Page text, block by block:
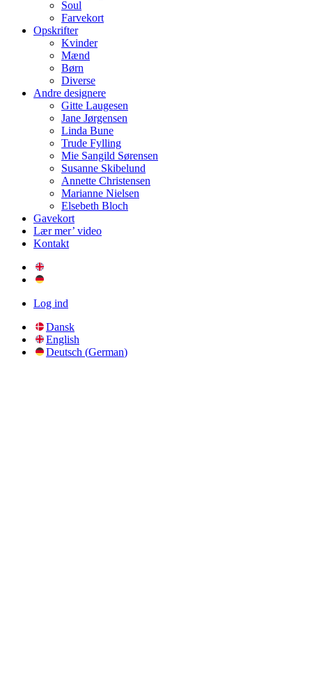
Soul
Farvekort
Opskrifter
Kvinder
Mænd
Børn
Diverse
Andre designere
Gitte Laugesen
Jane Jørgensen
Linda Bune
Trude Fylling
Mie Sangild Sørensen
Susanne Skibelund
Annette Christensen
Marianne Nielsen
Elsebeth Bloch
Gavekort
Lær mer’ video
Kontakt
Log ind
Dansk
English
Deutsch (German)